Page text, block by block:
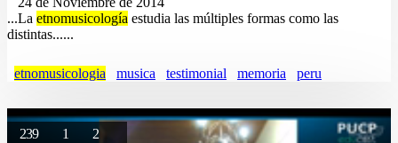
...La etnomusicología estudia las múltiples formas como las
distintas......
etnomusicologia musica testimonial memoria peru
239 1 2